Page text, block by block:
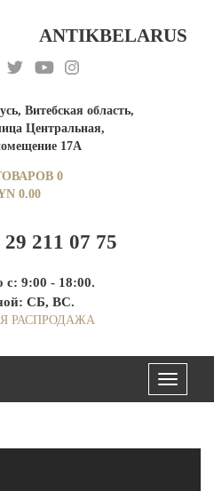
Витебская область,
Центральная,
17А
ANTIKBELARUS
0
0.00
29 211 07 75
с: 9:00 - 18:00.
СБ, ВС.
РАСПРОДАЖА
Меню